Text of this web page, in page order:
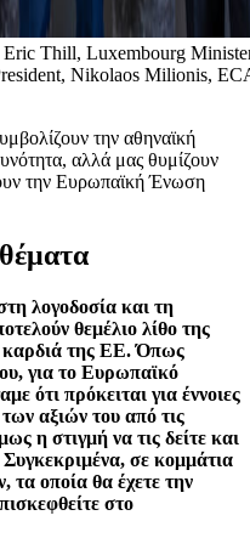
Thill, Luxembourg
Nikolaos Milionis,
την αθηναϊκή
αλλά μας θυμίζουν
την Ευρωπαϊκή Ένωση
λογοδοσία και τη
θεμέλιο λίθο της
καρδιά της ΕΕ. Όπως
για το Ευρωπαϊκό
ότι πρόκειται για έννοιες
αξιών του από τις
η στιγμή να τις δείτε και
σε κομμάτια
οποία θα έχετε την
στο